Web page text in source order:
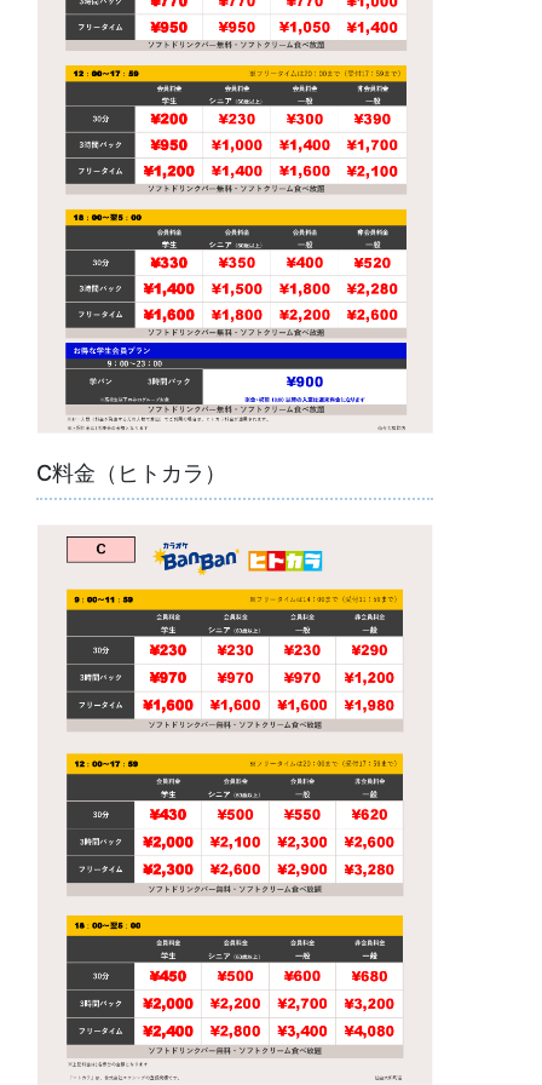
C料金（ヒトカラ）